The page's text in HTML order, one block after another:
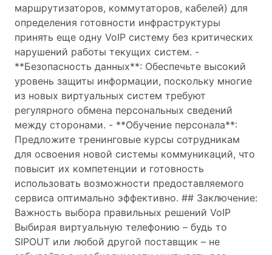
маршрутизаторов, коммутаторов, кабелей) для
определения готовности инфраструктуры
принять еще одну VoIP систему без критических
нарушений работы текущих систем. -
**Безопасность данных**: Обеспечьте высокий
уровень защиты информации, поскольку многие
из новых виртуальных систем требуют
регулярного обмена персональных сведений
между сторонами. - **Обучение персонала**:
Предложите тренинговые курсы сотрудникам
для освоения новой системы коммуникаций, что
повысит их компетенции и готовность
использовать возможности предоставляемого
сервиса оптимально эффективно. ## Заключение:
Важность выбора правильных решений VoIP
Выбирая виртуальную телефонию – будь то
SIPOUT или любой другой поставщик – не